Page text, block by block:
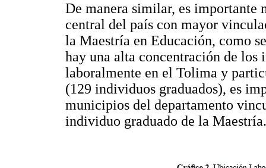
De manera similar, es importante
central del país con mayor
la Maestría en Educación, como
hay una alta concentración de
laboralmente en el Tolima y
(129 individuos graduados), es
municipios del departamento
individuo graduado de la Maestría.